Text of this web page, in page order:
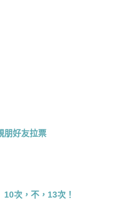
朋好友拉票
次，不，13次！